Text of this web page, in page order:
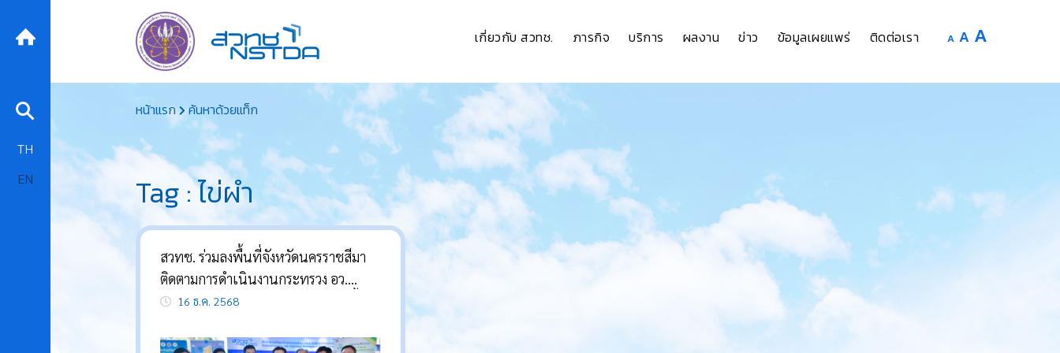
to
content
เกี่ยวกับ สวทช. ภารกิจ บริการ ผลงาน ข่าว ข้อมูลเผยแพร่ ติดต่อเรา A Decrease
A Reset
size.
A
size.
หน้าแรก ค้นหาด้วยแท็ก
Tag : ไข่ผำ
สวทช. ร่วมลงพื้นที่จังหวัดนครราชสีมา
ติดตามการดำเนินงานกระทรวง อว.
พร้อมนำเสนอผลงาน ต้นแบบการเลี้ยง
ความรู้ผลิตพืชอัจฉริยะ
16 ธ.ค. 2568
TH
EN